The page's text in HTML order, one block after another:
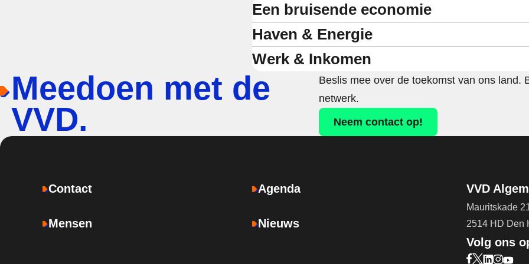
Een bruisende economie
Haven & Energie
Werk & Inkomen
Meedoen met de
VVD.
Beslis mee over de toekomst van ons land.
netwerk.
Neem contact op!
Contact
Mensen
Agenda
Nieuws
VVD
Mauritskade
2514 HD Den
Volg ons
Bezoek onze
Bezoek
Bezoek
Bezoek